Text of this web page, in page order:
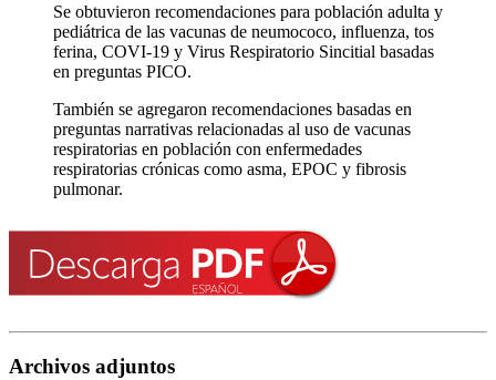
Se obtuvieron recomendaciones para población adulta y
pediátrica de las vacunas de neumococo, influenza, tos
ferina, COVI-19 y Virus Respiratorio Sincitial basadas
en preguntas PICO.
También se agregaron recomendaciones basadas en
preguntas narrativas relacionadas al uso de vacunas
respiratorias en población con enfermedades
respiratorias crónicas como asma, EPOC y fibrosis
pulmonar.
Archivos adjuntos